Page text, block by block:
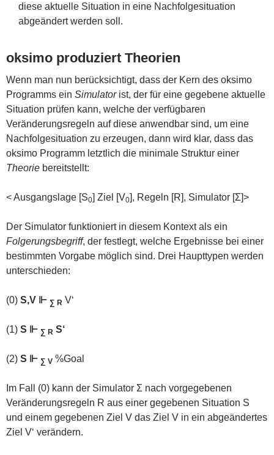
diese aktuelle Situation in eine Nachfolgesituation
abgeändert werden soll.
oksimo produziert Theorien
Wenn man nun berücksichtigt, dass der Kern des oksimo
Programms ein Simulatorist, der für eine gegebene aktuelle
Situation prüfen kann, welche der verfügbaren
Veränderungsregeln auf diese anwendbar sind, um eine
Nachfolgesituation zu erzeugen, dann wird klar, dass das
oksimo Programm letztlich die minimale Struktur einer
Theorie bereitstellt:
< Ausgangslage [S0] Ziel [V0], Regeln [R], Simulator [Σ]>
Der Simulator funktioniert in diesem Kontext als ein
Folgerungsbegriff, der festlegt, welche Ergebnisse bei einer
bestimmten Vorgabe möglich sind. Drei Haupttypen werden
unterschieden:
(0) S,V ⊩ ∑ R V‘
(1) S ⊩ ∑ R S‘
(2) S ⊩ ∑ V %Goal
Im Fall (0) kann der Simulator Σ nach vorgegebenen
Veränderungsregeln R aus einer gegebenen Situation S
und einem gegebenen Ziel V das Ziel V in ein abgeändertes
Ziel V‘ verändern.